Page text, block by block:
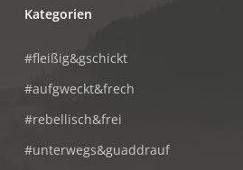
Kategorien
#fleißig&gschickt
#aufgweckt&frech
#rebellisch&frei
#unterwegs&guaddrauf